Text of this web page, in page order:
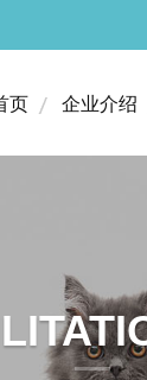
页
企业介绍
猫专科门诊
小动物内科